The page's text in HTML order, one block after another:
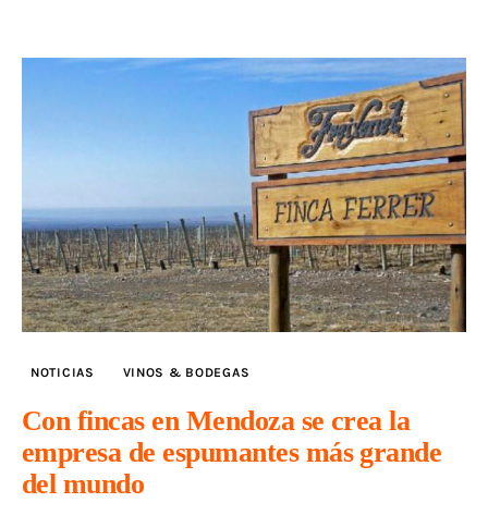
NOTICIAS VINOS & BODEGAS
Con fincas en Mendoza se crea la
empresa de espumantes más grande
del mundo